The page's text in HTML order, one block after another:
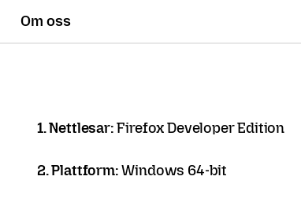
Om oss
1. Nettlesar:Firefox Developer Edition
2. Plattform:Windows 64-bit